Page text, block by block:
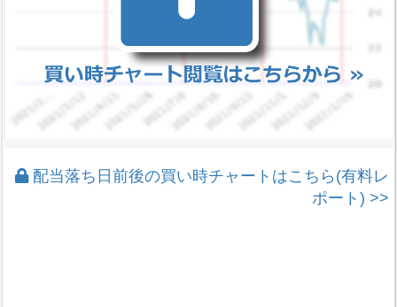
配当落ち日前後の買い時チャートはこちら(有料レ
ポート) >>